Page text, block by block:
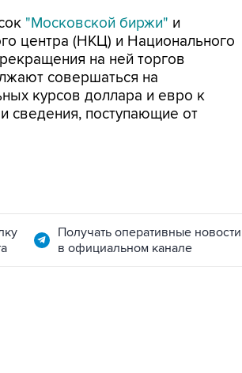
"Московской биржи" и
центра (НКЦ) и Национального
на ней торгов
совершаться на
курсов доллара и евро к
сведения, поступающие от
Получать оперативные новости
в официальном канале